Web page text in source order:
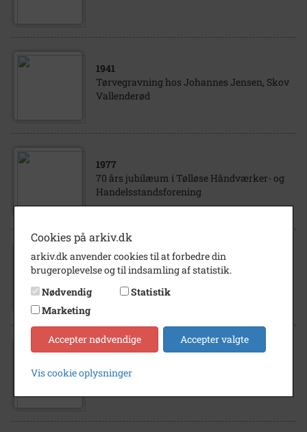
1941
Tørvegravning hos Johannes Jensen, Skov
Vallenderød
1977
70 års jubilæum i Tølløse Håndværker- og
Handelsstandsforening
1890- 1910
Tørvegravning ved Tølløse
Cookies på arkiv.dk
arkiv.dk anvender cookies til at forbedre din
brugeroplevelse og til indsamling af statistik.
Nødvendig
Statistik
Marketing
Accepter nødvendige Accepter valgte
Vis cookie oplysninger